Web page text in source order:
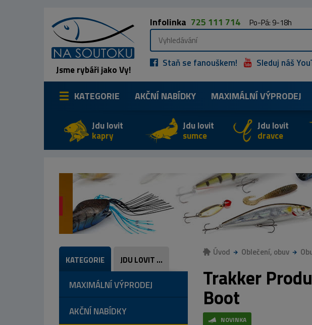
Jsme rybáři jako Vy!
Infolinka 725 111 714 Po-Pá: 9-18h
Staň se fanouškem! Sleduj náš
KATEGORIE AKČNÍ NABÍDKY MAXIMÁLNÍVÝPRODEJ
Jdu lovit
kapry
Jdu lovit
sumce
Jdu lovit
dravce
KATEGORIE JDU LOVIT ...
MAXIMÁLNÍ VÝPRODEJ
AKČNÍ NABÍDKY
Úvod Oblečení, obuv
Trakker
Boot
NOVINKA